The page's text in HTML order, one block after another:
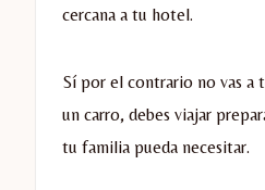
cercana a tu hotel.
Sí por el contrario no vas a
un carro, debes viajar
tu familia pueda necesitar.